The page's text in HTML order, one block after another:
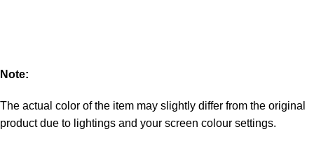
Note:
The actual color of the item may slightly differ from the original
product due to lightings and your screen colour settings.